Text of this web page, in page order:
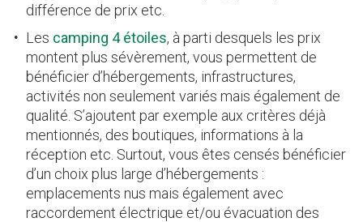
différence de prix etc.
Les camping 4 étoiles, à parti desquels les prix
montent plus sévèrement, vous permettent de
bénéficier d’hébergements, infrastructures,
activités non seulement variés mais également de
qualité. S’ajoutent par exemple aux critères déjà
mentionnés, des boutiques, informations à la
réception etc. Surtout, vous êtes censés bénéficier
d’un choix plus large d’hébergements :
emplacements nus mais également avec
raccordement électrique et/ou évacuation des